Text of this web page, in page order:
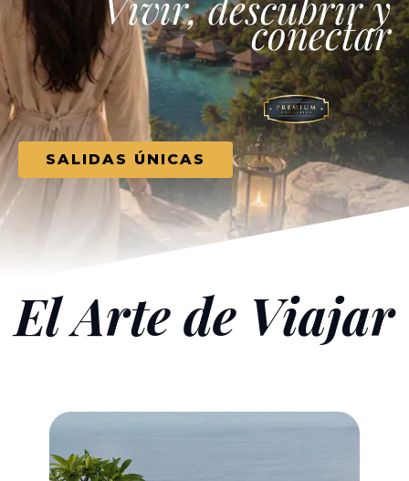
conectar
SALIDAS ÚNICAS
El Arte de Viajar